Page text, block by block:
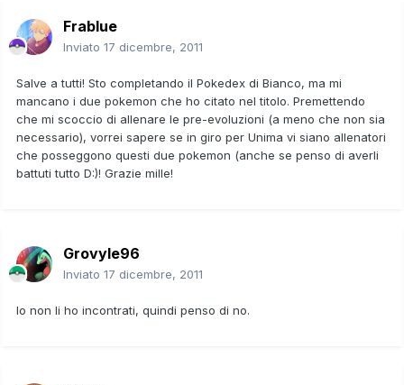
Frablue
Inviato 17 dicembre, 2011
Salve a tutti! Sto completando il Pokedex di Bianco, ma mi
mancano i due pokemon che ho citato nel titolo. Premettendo
che mi scoccio di allenare le pre-evoluzioni (a meno che non sia
necessario), vorrei sapere se in giro per Unima vi siano allenatori
che posseggono questi due pokemon (anche se penso di averli
battuti tutto D:)! Grazie mille!
Grovyle96
Inviato 17 dicembre, 2011
Io non li ho incontrati, quindi penso di no.